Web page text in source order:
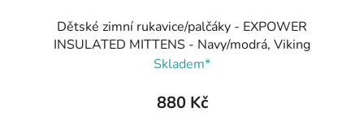
Dětské zimní rukavice/palčáky - EXPOWER
INSULATED MITTENS - Navy/modrá, Viking
Skladem*
880 Kč